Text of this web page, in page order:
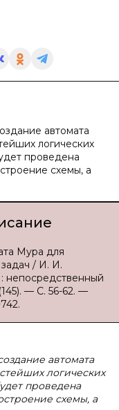
автомата
логических
проведена
схемы, а
Мура для
/ И. И.
непосредственный
— С. 56-62. —
автомата
логических
проведена
схемы, а